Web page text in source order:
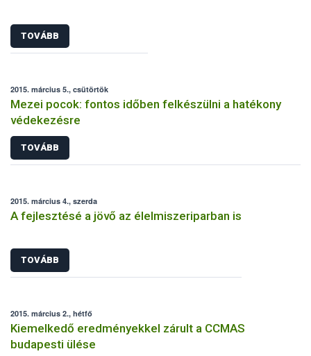
TOVÁBB
2015. március 5., csütörtök
Mezei pocok: fontos időben felkészülni a hatékony
védekezésre
TOVÁBB
2015. március 4., szerda
A fejlesztésé a jövő az élelmiszeriparban is
TOVÁBB
2015. március 2., hétfő
Kiemelkedő eredményekkel zárult a CCMAS
budapesti ülése